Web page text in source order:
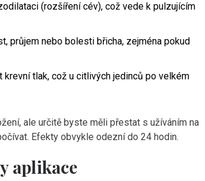
(rozšíření cév), což vede k pulzujícím
průjem nebo bolesti břicha, zejména pokud
krevní tlak, což u citlivých jedinců po velkém
ale určitě byste měli přestat s užíváním na
Efekty obvykle odezní do 24 hodin.
aplikace